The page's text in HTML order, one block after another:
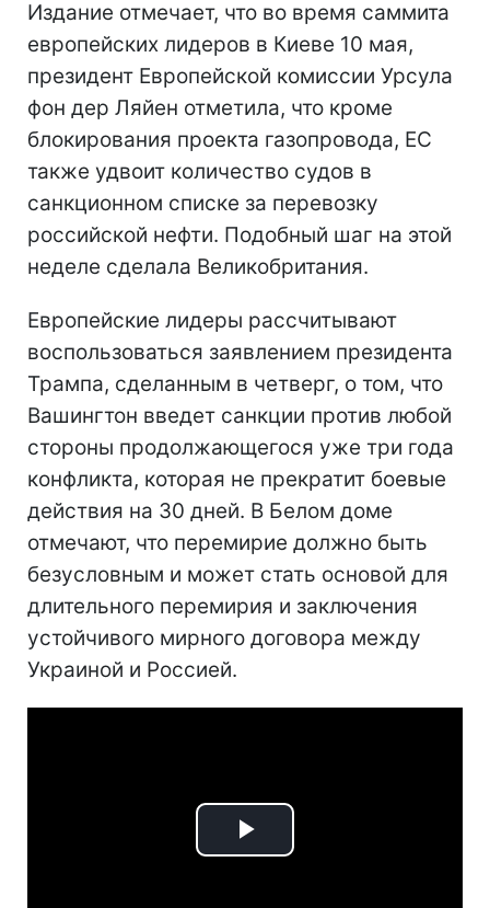
Издание отмечает, что во время саммита
европейских лидеров в Киеве 10 мая,
президент Европейской комиссии Урсула
фон дер Ляйен отметила, что кроме
блокирования проекта газопровода, ЕС
также удвоит количество судов в
санкционном списке за перевозку
российской нефти. Подобный шаг на этой
неделе сделала Великобритания.
Европейские лидеры рассчитывают
воспользоваться заявлением президента
Трампа, сделанным в четверг, о том, что
Вашингтон введет санкции против любой
стороны продолжающегося уже три года
конфликта, которая не прекратит боевые
действия на 30 дней. В Белом доме
отмечают, что перемирие должно быть
безусловным и может стать основой для
длительного перемирия и заключения
устойчивого мирного договора между
Украиной и Россией.
Play